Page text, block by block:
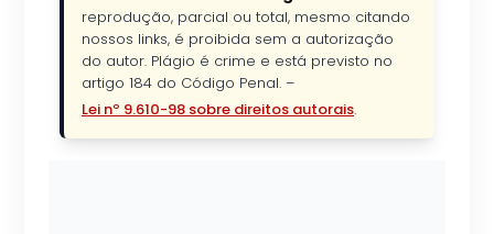
reprodução, parcial ou total, mesmo citando
nossos links, é proibida sem a autorização
do autor. Plágio é crime e está previsto no
artigo 184 do Código Penal. –
Lei nº 9.610-98 sobre direitos autorais.